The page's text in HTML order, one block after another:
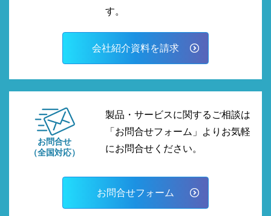
す。
会社紹介資料を請求
お問合せ
（全国対応）
製品・サービスに関するご相談は
「お問合せフォーム」よりお気軽
にお問合せください。
お問合せフォーム